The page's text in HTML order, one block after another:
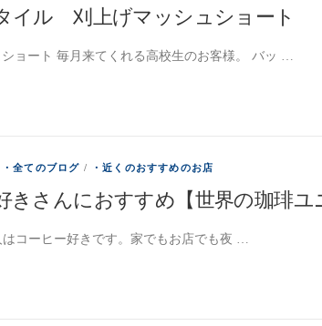
イル 刈上げマッシュショート
ョート 毎月来てくれる高校生のお客様。 バッ …
・全てのブログ / ・近くのおすすめのお店
きさんにおすすめ【世界の珈琲ユ
はコーヒー好きです。家でもお店でも夜 …